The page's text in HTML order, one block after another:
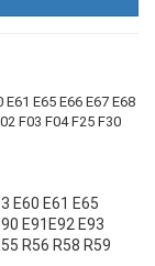
E60 E61 E65
E91E92 E93
R56 R58 R59